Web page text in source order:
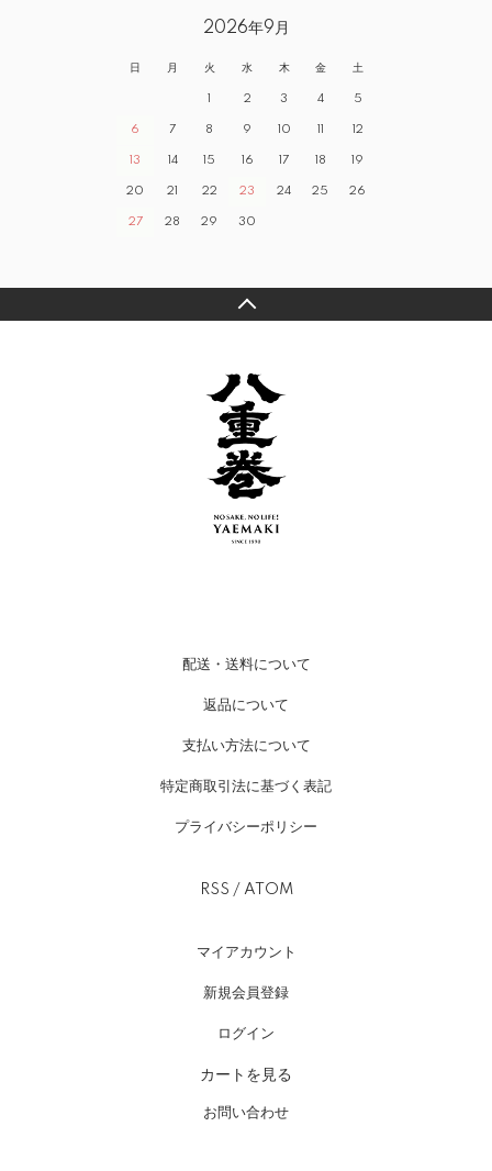
2026年9月
日 月 火 水 木 金 土
1 2 3 4 5
6 7 8 9 10 11 12
13 14 15 16 17 18 19
20 21 22 23 24 25 26
27 28 29 30
配送・送料について
返品について
支払い方法について
特定商取引法に基づく表記
プライバシーポリシー
RSS / ATOM
マイアカウント
新規会員登録
ログイン
カートを見る
お問い合わせ